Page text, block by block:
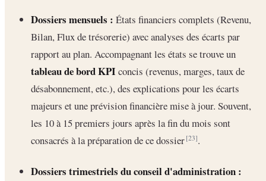
Dossiers mensuels : États financiers complets (Revenu,
Bilan, Flux de trésorerie) avec analyses des écarts par
rapport au plan. Accompagnant les états se trouve un
tableau de bord KPI concis (revenus, marges, taux de
désabonnement, etc.), des explications pour les écarts
majeurs et une prévision financière mise à jour. Souvent,
les 10 à 15 premiers jours après la fin du mois sont
consacrés à la préparation de ce dossier[23].
Dossiers trimestriels du conseil d'administration :